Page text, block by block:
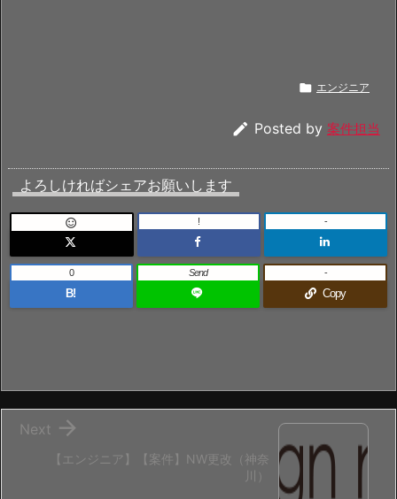
 エンジニア
 Posted by 案件担当
よろしければシェアお願いします
 ! -
B!
0 Send
Copy
-
【エンジニア】【案件】NW更改（神奈
川）

Next